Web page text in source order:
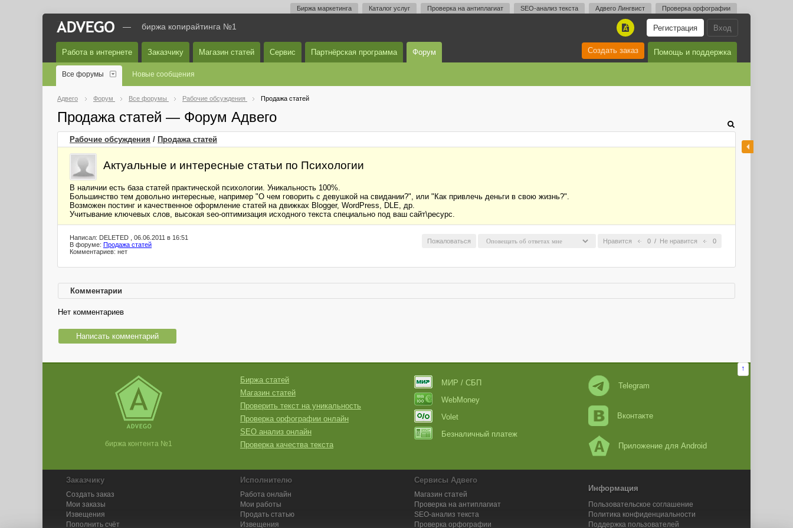
Биржа маркетинга Каталог услуг Проверка на антиплагиат SEO-анализ текста Адвего Лингвист Проверка орфографии
Вход
Регистрация
A
— биржа копирайтинга №1
Работа в интернете Заказчику Магазин статей Сервис Партнёрская программа Форум Помощь и поддержка
Создать заказ
Все форумы Новые сообщения
Адвего Форум Все форумы Рабочие обсуждения Продажа статей
Продажа статей — Форум Адвего
Рабочие обсуждения / Продажа статей
Актуальные и интересные статьи по Психологии
В наличии есть база статей практической психологии. Уникальность 100%.
Большинство тем довольно интересные, например "О чем говорить с девушкой на свидании?", или "Как привлечь деньги в свою жизнь?".
Возможен постинг и качественное оформление статей на движках Blogger, WordPress, DLE, др.
Учитывание ключевых слов, высокая seo-оптимизация исходного текста специально под ваш сайт\ресурс.
Нравится 0 / Не нравится 0
Пожаловаться
Написал: DELETED , 06.06.2011 в 16:51
В форуме: Продажа статей
Комментариев: нет
Комментарии
Нет комментариев
Написать комментарий
↑
биржа контента №1
Биржа статей
Магазин статей
Проверить текст на уникальность
Проверка орфографии онлайн
SEO анализ онлайн
Проверка качества текста
МИР / СБП
WebMoney
Volet
Безналичный платеж
Telegram
Вконтакте
Приложение для Android
Заказчику
Создать заказ
Мои заказы
Извещения
Пополнить счёт
Исполнителю
Работа онлайн
Мои работы
Продать статью
Извещения
Сервисы Адвего
Магазин статей
Проверка на антиплагиат
SEO-анализ текста
Проверка орфографии
Информация
Пользовательское соглашение
Политика конфиденциальности
Поддержка пользователей